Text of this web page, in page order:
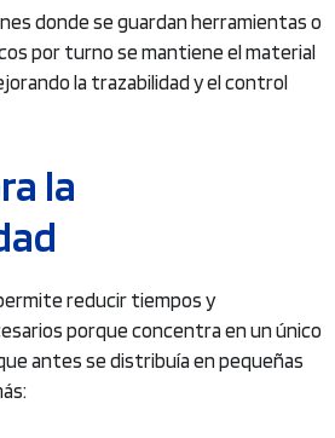
donde se guardan herramientas o
por turno se mantiene el material
la trazabilidad y el control
la
reducir tiempos y
porque concentra en un único
antes se distribuía en pequeñas